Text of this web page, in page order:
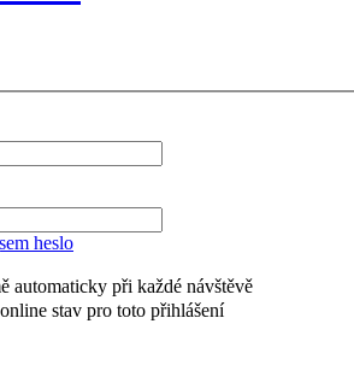
heslo
automaticky při každé návštěvě
stav pro toto přihlášení